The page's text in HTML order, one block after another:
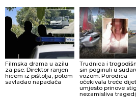
Filmska drama u azilu
za pse: Direktor ranjen
hicem iz pištolja, potom
savladao napadača
Trudnica i
sin poginuli u
vozom: Porodica
očekivala treće
umjesto prinove
nezamisliva